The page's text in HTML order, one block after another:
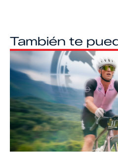
También te